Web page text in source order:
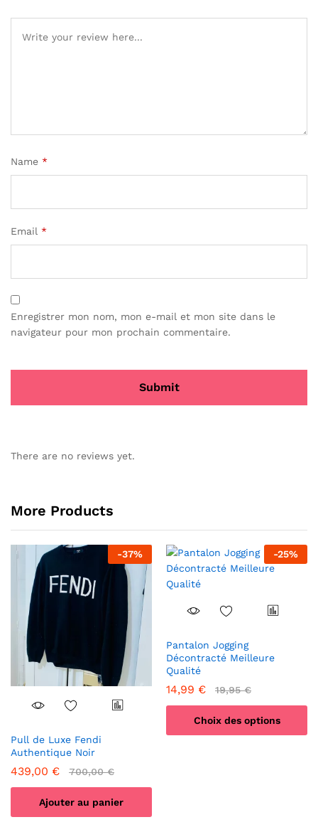
Name *
Email *
Enregistrer mon nom, mon e-mail et mon site dans le
navigateur pour mon prochain commentaire.
There are no reviews yet.
More Products
-37%
Pull de Luxe Fendi
Authentique Noir
439,00 € 700,00€
Ajouter au panier
-25%
Pantalon Jogging
Décontracté Meilleure
Qualité
14,99 € 19,95€
Choix des options